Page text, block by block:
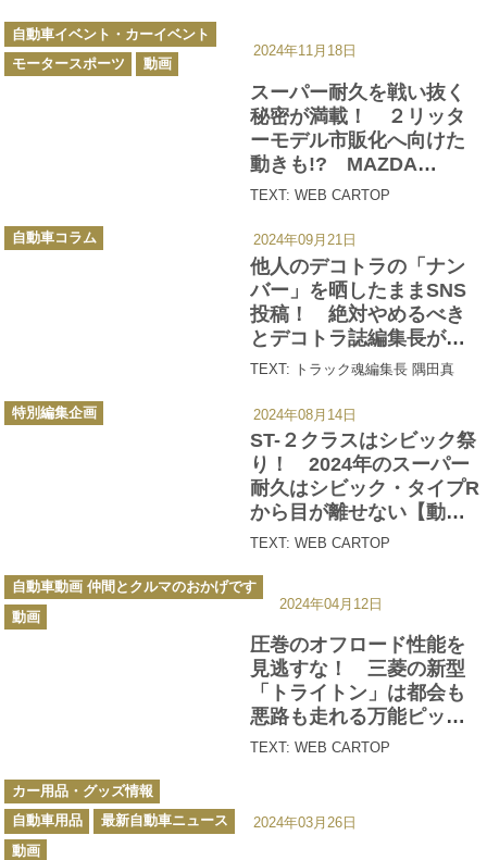
スーパー耐久を戦い抜く
秘密が満載！ ２リッタ
ーモデル市販化へ向けた
動きも!? MAZDA
SPIRIT RACINGが手掛け
【動画】
TEXT: WEB CARTOP
カ
テ
ゴ
リ
ー
自動車イベント・カーイベント
モータースポーツ
動画
2024年11月18日
他人のデコトラの「ナン
バー」を晒したままSNS
投稿！ 絶対やめるべき
とデコトラ誌編集長が訴
えるワケ
TEXT: トラック魂編集長 隅田真
カ
テ
自動車コラム 2024年09月21日
ST-２クラスはシビック祭
り！ 2024年のスーパー
耐久はシビック・タイプR
から目が離せない【動
画】
TEXT: WEB CARTOP
カ
テ
特別編集企画 2024年08月14日
圧巻のオフロード性能を
見逃すな！ 三菱の新型
「トライトン」は都会も
悪路も走れる万能ピック
アップトラックだった
TEXT: WEB CARTOP
カ
テ
ゴ
リ
ー
自動車動画 仲間とクルマのおかげです
動画
2024年04月12日
カ
テ
ゴ
リ
ー
カー用品・グッズ情報
自動車用品
最新自動車ニュース
動画
2024年03月26日